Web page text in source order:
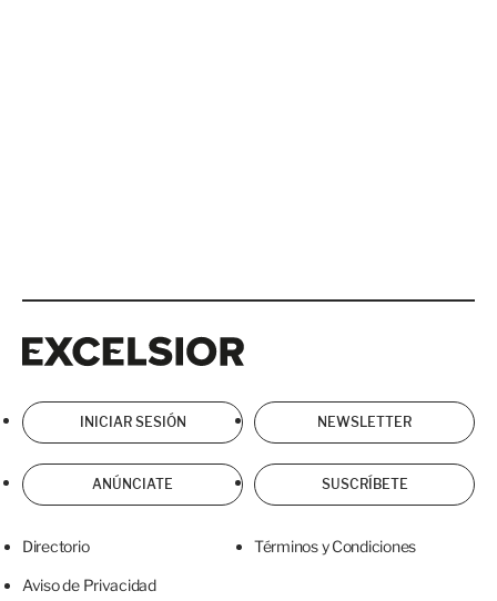
INICIAR SESIÓN NEWSLETTER
ANÚNCIATE SUSCRÍBETE
Directorio Términos y Condiciones
Aviso de Privacidad